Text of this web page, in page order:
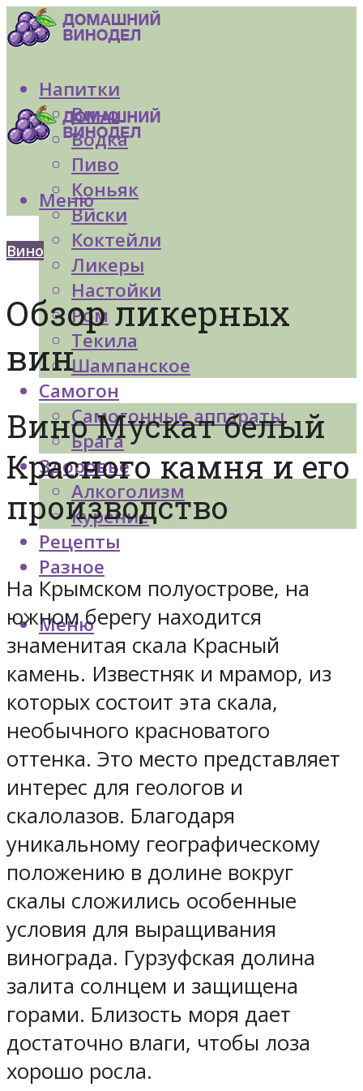
Напитки
Вино
Водка
Пиво
Коньяк
Виски
Коктейли
Ликеры
Настойки
Ром
Текила
Шампанское
Самогон
Самогонные аппараты
Брага
Здоровье
Алкоголизм
Курение
Рецепты
Разное
Меню
Меню
Вино
Обзор ликерных
вин
Вино Мускат белый
Красного камня и его
производство
На Крымском полуострове, на
южном берегу находится
знаменитая скала Красный
камень. Известняк и мрамор, из
которых состоит эта скала,
необычного красноватого
оттенка. Это место представляет
интерес для геологов и
скалолазов. Благодаря
уникальному географическому
положению в долине вокруг
скалы сложились особенные
условия для выращивания
винограда. Гурзуфская долина
залита солнцем и защищена
горами. Близость моря дает
достаточно влаги, чтобы лоза
хорошо росла.